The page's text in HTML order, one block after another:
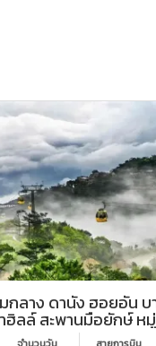
กลาง ดานัง ฮอยอัน
ลล์ สะพานมือยักษ์ ห